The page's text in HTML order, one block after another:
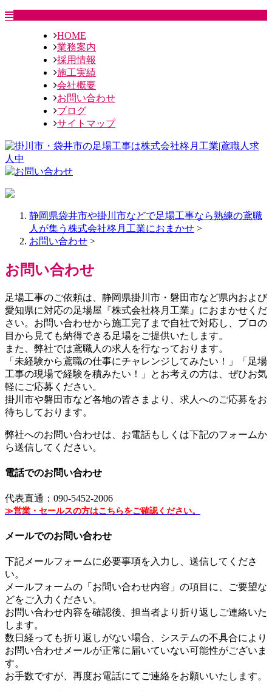
HOME
業務案内
採用情報
施工実績
会社概要
お問い合わせ
ブログ
サイトマップ
静岡県袋井市や掛川市などで足場工事なら熟練の鳶職
人が集う株式会社柊月工業におまかせ >
お問い合わせ >
お問い合わせ
足場工事のご依頼は、静岡県掛川市・磐田市など県内および
愛知県に対応の足場屋『株式会社柊月工業』におまかせくだ
さい。お問い合わせから施工完了まで自社で対応し、プロの
目から見ても納得できる足場をご提供いたします。
また、弊社では鳶職人の求人を行なっております。
「未経験から鳶職の仕事にチャレンジしてみたい！」「足場
工事の現場で経験を積みたい！」とお考えの方は、ぜひお気
軽にご応募ください。
掛川市や磐田市など各地の皆さまより、求人へのご応募をお
待ちしております。
弊社へのお問い合わせは、お電話もしくは下記のフォームか
ら送信してください。
電話でのお問い合わせ
代表直通：090-5452-2006
≫営業・セールスの方はこちらをご確認ください。
メールでのお問い合わせ
下記メールフォームに必要事項を入力し、送信してくださ
い。
メールフォームの「お問い合わせ内容」の項目に、ご要望な
どをご入力ください。
お問い合わせ内容を確認後、担当者より折り返しご連絡いた
します。
数日経っても折り返しがない場合、システムの不具合により
お問い合わせメールが正常に届いていない可能性がございま
す。
お手数ですが、再度お電話にてご連絡をお願いいたします。